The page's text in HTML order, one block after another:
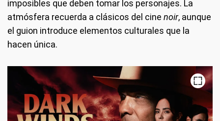
imposibles que deben tomar los personajes. La
atmósfera recuerda a clásicos del cine noir, aunque
el guion introduce elementos culturales que la
hacen única.